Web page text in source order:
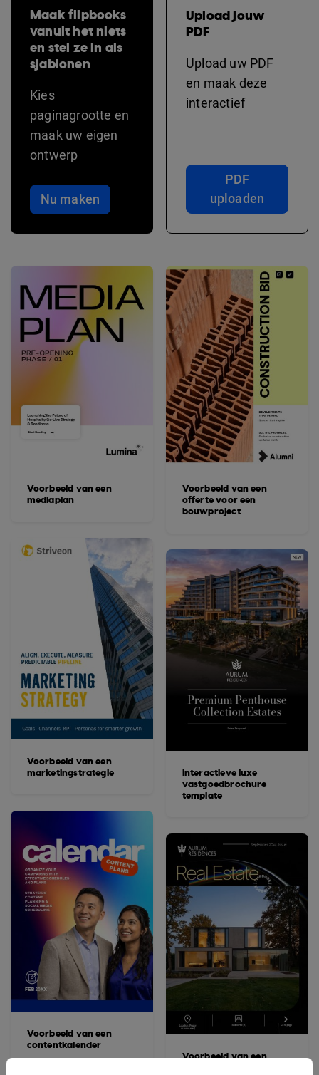
Maak flipbooks
vanuit het niets
en stel ze in als
sjablonen
Kies
paginagrootte en
maak uw eigen
ontwerp
Nu maken
Upload jouw
PDF
Upload uw PDF
en maak deze
interactief
PDF
uploaden
Voorbeeld van een
mediaplan
Voorbeeld van een
marketingstrategie
Voorbeeld van een
contentkalender
Voorbeeld van een
offerte voor een
bouwproject
Interactieve luxe
vastgoedbrochure
template
Voorbeeld van een